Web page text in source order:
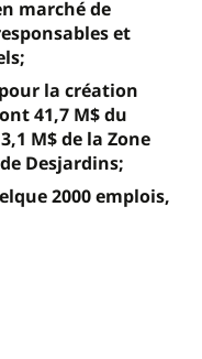
marché de
et
la création
41,7 M$ du
M$ de la Zone
Desjardins;
2000 emplois,